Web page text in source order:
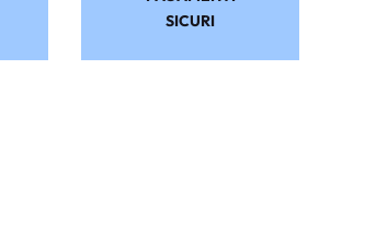
SICURI